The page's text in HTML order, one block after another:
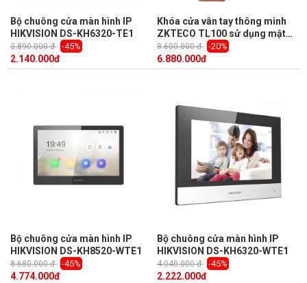
Bộ chuông cửa màn hình IP
HIKVISION DS-KH6320-TE1
3.890.000 đ -45%
2.140.000đ
Khóa cửa vân tay thông minh
ZKTECO TL100 sử dụng mật
khẩu / thẻ / chìa khóa, vỏ kim
loại, tay cầm đảo chiều
8.600.000 đ -20%
6.880.000đ
Bộ chuông cửa màn hình IP
HIKVISION DS-KH8520-WTE1
8.680.000 đ -45%
4.774.000đ
Bộ chuông cửa màn hình IP
HIKVISION DS-KH6320-WTE1
4.040.000 đ -45%
2.222.000đ